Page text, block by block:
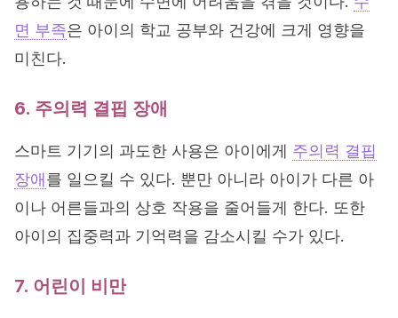
면 부족은 아이의 학교 공부와 건강에 크게 영향을
미친다.
6. 주의력 결핍 장애
스마트 기기의 과도한 사용은 아이에게 주의력 결핍
장애를 일으킬 수 있다. 뿐만 아니라 아이가 다른 아
이나 어른들과의 상호 작용을 줄어들게 한다. 또한
아이의 집중력과 기억력을 감소시킬 수가 있다.
7. 어린이 비만